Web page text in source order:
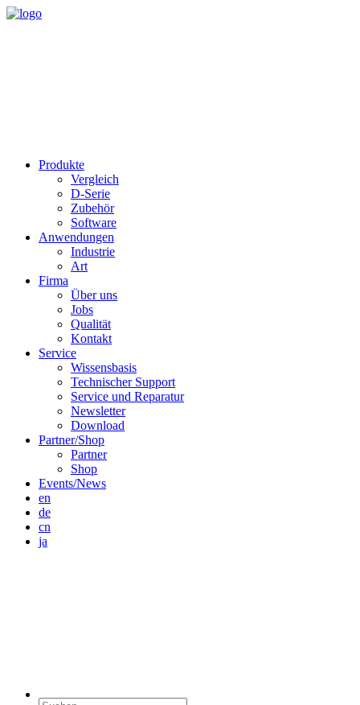
Produkte
Vergleich
D-Serie
Zubehör
Software
Anwendungen
Industrie
Art
Firma
Über uns
Jobs
Qualität
Kontakt
Service
Wissensbasis
Technischer Support
Service und Reparatur
Newsletter
Download
Partner/Shop
Partner
Shop
Events/News
en
de
cn
ja